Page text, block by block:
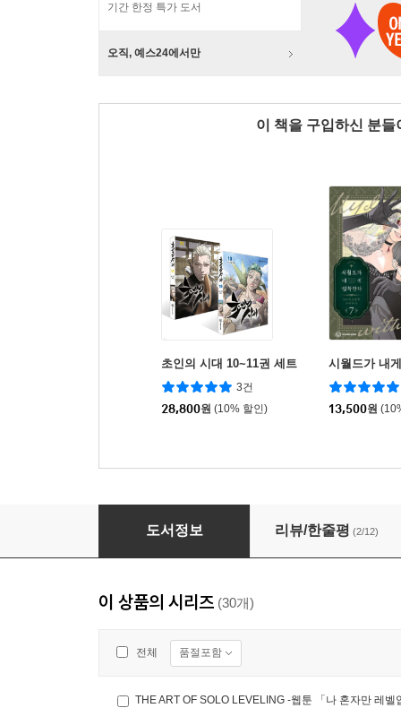
기간 한정 특가 도서
오직, 예스24에서만
이 책을 구입하신 분
초인의 시대 10~11권 세트
3건
28,800원 (10% 할인)
시월드가 내
13,500원
만화 나 혼자만 레벨업 11 한정판
도서정보 리뷰/한줄평 (2/12)
이 상품의 시리즈 (30개)
전체 품절포함
THE ART OF SOLO LEVELING -웹툰 「나 혼자만 레벨